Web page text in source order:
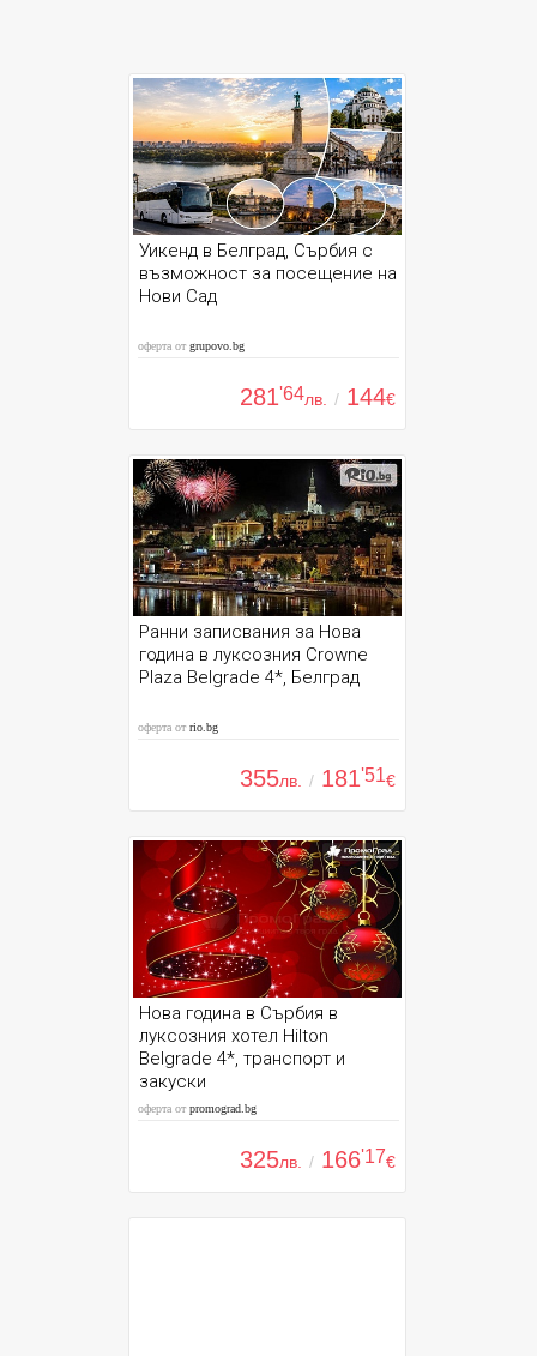
Уикенд в Белград, Сърбия с
възможност за посещение на
Нови Сад
оферта отgrupovo.bg
281'64лв. / 144€
Ранни записвания за Нова
година в луксозния Crowne
Plaza Belgrade 4*, Белград
оферта отrio.bg
355лв. / 181'51€
Нова година в Сърбия в
луксозния хотел Hilton
Belgrade 4*, транспорт и
закуски
оферта отpromograd.bg
325лв. / 166'17€